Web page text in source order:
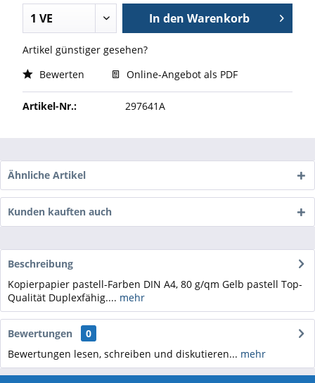
In den Warenkorb
Artikel günstiger gesehen?
Bewerten
Online-Angebot als PDF
Artikel-Nr.: 297641A
Ähnliche Artikel
Kunden kauften auch
Beschreibung
Kopierpapier pastell-Farben DIN A4, 80 g/qm Gelb pastell Top-
Qualität Duplexfähig.... mehr
Bewertungen
0
Bewertungen lesen, schreiben und diskutieren... mehr